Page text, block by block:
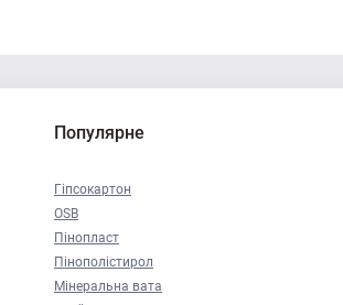
Популярне
Гіпсокартон
OSB
Пінопласт
Пінополістирол
Мінеральна вата